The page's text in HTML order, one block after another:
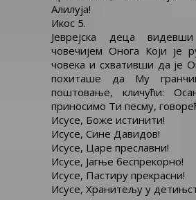
Алилуја!
Икос 5.
Јеврејска деца
човечијем Онога Који је
човека и схвативши да је
похиташе да Му
поштовање, кличући:
приносимо Ти песму,
Исусе, Боже истинити!
Исусе, Сине Давидов!
Исусе, Царе преславни!
Исусе, Јагње беспрекорно!
Исусе, Пастиру прекрасни!
Исусе, Хранитељу у